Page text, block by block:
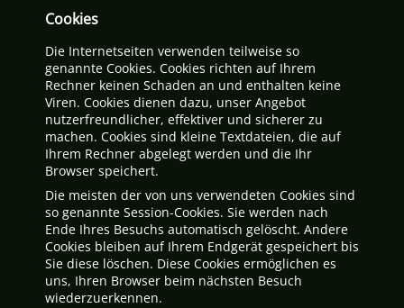
Cookies
Die Internetseiten verwenden teilweise so
genannte Cookies. Cookies richten auf Ihrem
Rechner keinen Schaden an und enthalten keine
Viren. Cookies dienen dazu, unser Angebot
nutzerfreundlicher, effektiver und sicherer zu
machen. Cookies sind kleine Textdateien, die auf
Ihrem Rechner abgelegt werden und die Ihr
Browser speichert.
Die meisten der von uns verwendeten Cookies sind
so genannte Session-Cookies. Sie werden nach
Ende Ihres Besuchs automatisch gelöscht. Andere
Cookies bleiben auf Ihrem Endgerät gespeichert bis
Sie diese löschen. Diese Cookies ermöglichen es
uns, Ihren Browser beim nächsten Besuch
wiederzuerkennen.